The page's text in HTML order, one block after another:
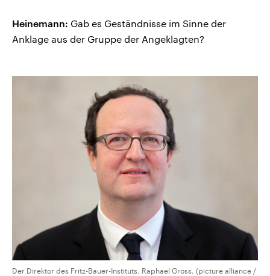
Heinemann: Gab es Geständnisse im Sinne der
Anklage aus der Gruppe der Angeklagten?
Der Direktor des Fritz-Bauer-Instituts, Raphael Gross. (picture alliance /